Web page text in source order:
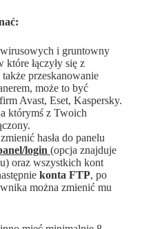
i gruntowny
łączyły się z
przeskanowanie
może to być
Avast, Eset, Kaspersky.
którymś z Twoich
hasła do panelu
login (opcja znajduje
oraz wszystkich kont
konta FTP, po
można zmienić mu